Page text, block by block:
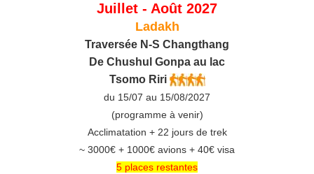
Juillet - Août 2027
Ladakh
Traversée N-S Changthang
De C hushul Gonpa au lac
Tsomo Riri
du 15/07 au 15/08/2027
(programme à venir)
Acclimatation + 22 jours de trek
~ 3000€ + 1000€ avions + 40€ visa
5 places restantes